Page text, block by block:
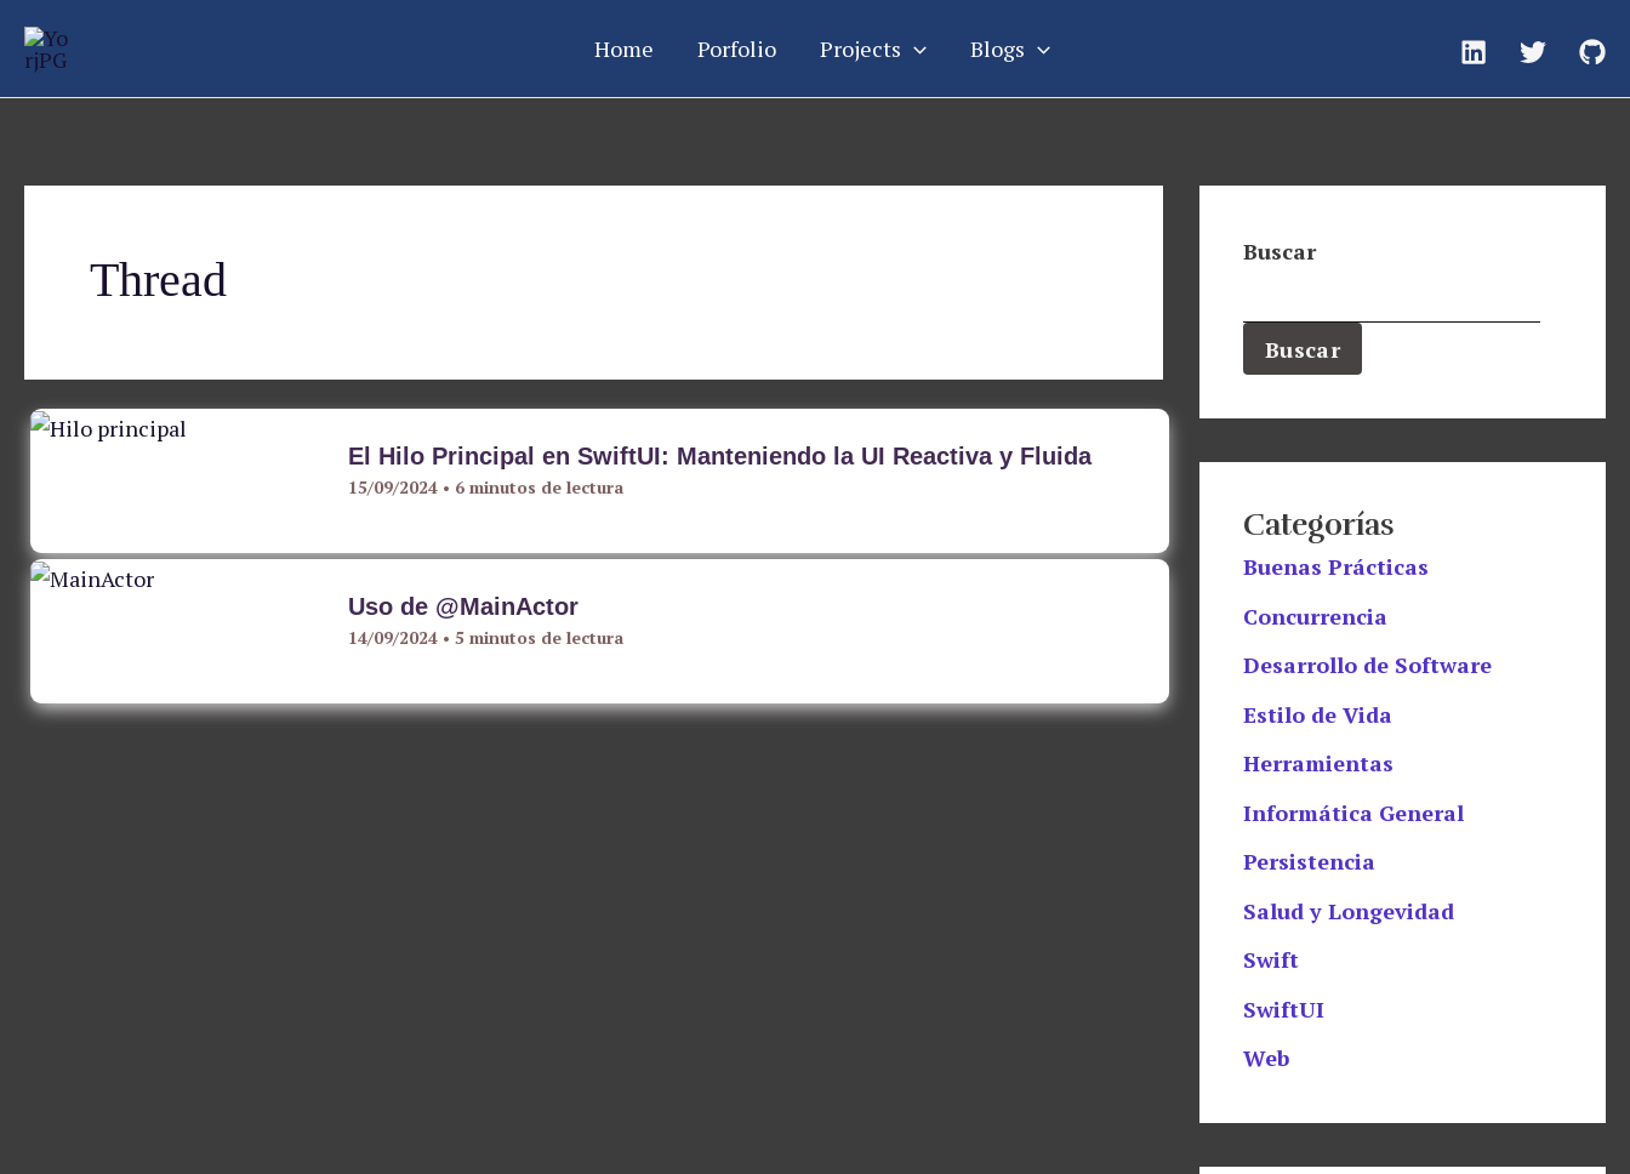
Home Porfolio Projects Blogs
Thread
El Hilo Principal en SwiftUI: Manteniendo la UI Reactiva y Fluida
15/09/2024 • 6 minutos de lectura
Uso de @MainActor
14/09/2024 • 5 minutos de lectura
Buscar
Buscar
Categorías
Buenas Prácticas
Concurrencia
Desarrollo de Software
Estilo de Vida
Herramientas
Informática General
Persistencia
Salud y Longevidad
Swift
SwiftUI
Web